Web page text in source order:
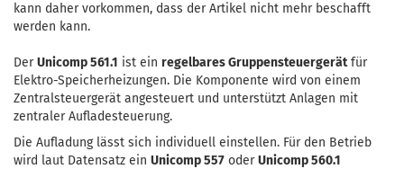
kann daher vorkommen, dass der Artikel nicht mehr beschafft
werden kann.
DerUnicomp 561.1 ist ein regelbares Gruppensteuergerätfür
Elektro-Speicherheizungen. Die Komponente wird von einem
Zentralsteuergerät angesteuert und unterstützt Anlagen mit
zentraler Aufladesteuerung.
Die Aufladung lässt sich individuell einstellen. Für den Betrieb
wird laut Datensatz ein Unicomp 557 oderUnicomp 560.1